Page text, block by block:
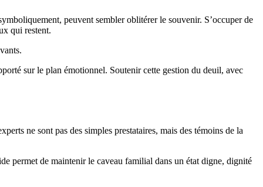
peuvent sembler oblitérer le souvenir. S’occuper de
qui restent.
sur le plan émotionnel. Soutenir cette gestion du deuil, avec
ne sont pas des simples prestataires, mais des témoins de la
permet de maintenir le caveau familial dans un état digne, dignité